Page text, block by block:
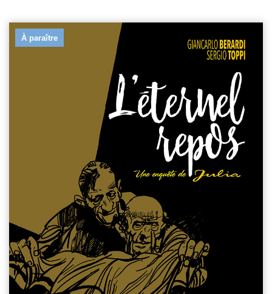
À paraître